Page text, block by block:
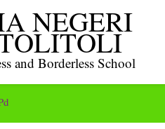
NEGERI
and Borderless School